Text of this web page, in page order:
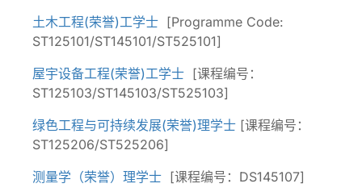
土木工程(荣誉)工学士 [Programme Code:
ST125101/ST145101/ST525101]
屋宇设备工程(荣誉)工学士 [课程编号：
ST125103/ST145103/ST525103]
绿色工程与可持续发展(荣誉)理学士 [课程编号：
ST125206/ST525206]
测量学（荣誉）理学士 [课程编号：DS145107]